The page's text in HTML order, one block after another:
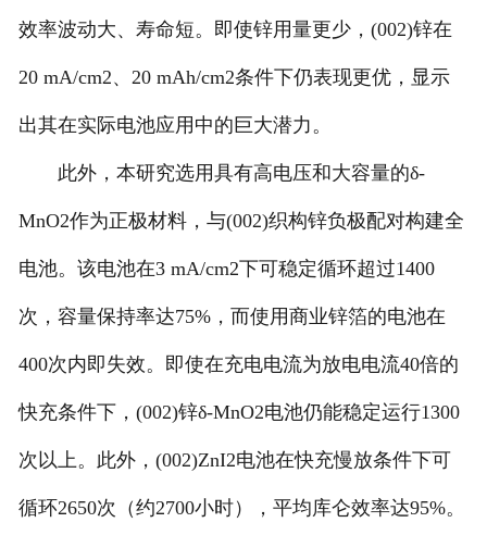
效率波动大、寿命短。即使锌用量更少，(002)锌在
20 mA/cm2、20 mAh/cm2条件下仍表现更优，显示
出其在实际电池应用中的巨大潜力。
此外，本研究选用具有高电压和大容量的δ-
MnO2作为正极材料，与(002)织构锌负极配对构建全
电池。该电池在3 mA/cm2下可稳定循环超过1400
次，容量保持率达75%，而使用商业锌箔的电池在
400次内即失效。即使在充电电流为放电电流40倍的
快充条件下，(002)锌δ-MnO2电池仍能稳定运行1300
次以上。此外，(002)ZnI2电池在快充慢放条件下可
循环2650次（约2700小时），平均库仑效率达95%。